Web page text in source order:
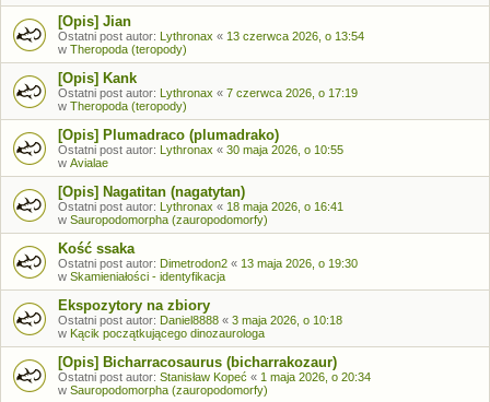
[Opis] Jian
Ostatni post autor: Lythronax « 13 czerwca 2026, o 13:54
w Theropoda (teropody)
[Opis] Kank
Ostatni post autor: Lythronax « 7 czerwca 2026, o 17:19
w Theropoda (teropody)
[Opis] Plumadraco (plumadrako)
Ostatni post autor: Lythronax « 30 maja 2026, o 10:55
w Avialae
[Opis] Nagatitan (nagatytan)
Ostatni post autor: Lythronax « 18 maja 2026, o 16:41
w Sauropodomorpha (zauropodomorfy)
Kość ssaka
Ostatni post autor: Dimetrodon2 « 13 maja 2026, o 19:30
w Skamieniałości - identyfikacja
Ekspozytory na zbiory
Ostatni post autor: Daniel8888 « 3 maja 2026, o 10:18
w Kącik początkującego dinozaurologa
[Opis] Bicharracosaurus (bicharrakozaur)
Ostatni post autor: Stanisław Kopeć « 1 maja 2026, o 20:34
w Sauropodomorpha (zauropodomorfy)